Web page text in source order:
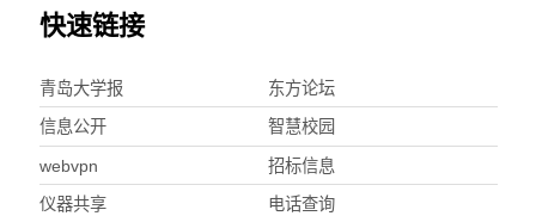
快速链接
青岛大学报 东方论坛
信息公开 智慧校园
webvpn 招标信息
仪器共享 电话查询